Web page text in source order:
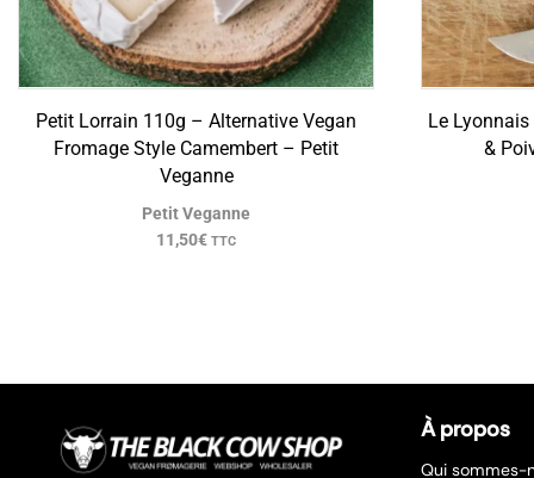
Petit Lorrain 110g – Alternative Vegan
Fromage Style Camembert – Petit
Veganne
Petit Veganne
11,50€ TTC
Le
&
À propos
Qui sommes-